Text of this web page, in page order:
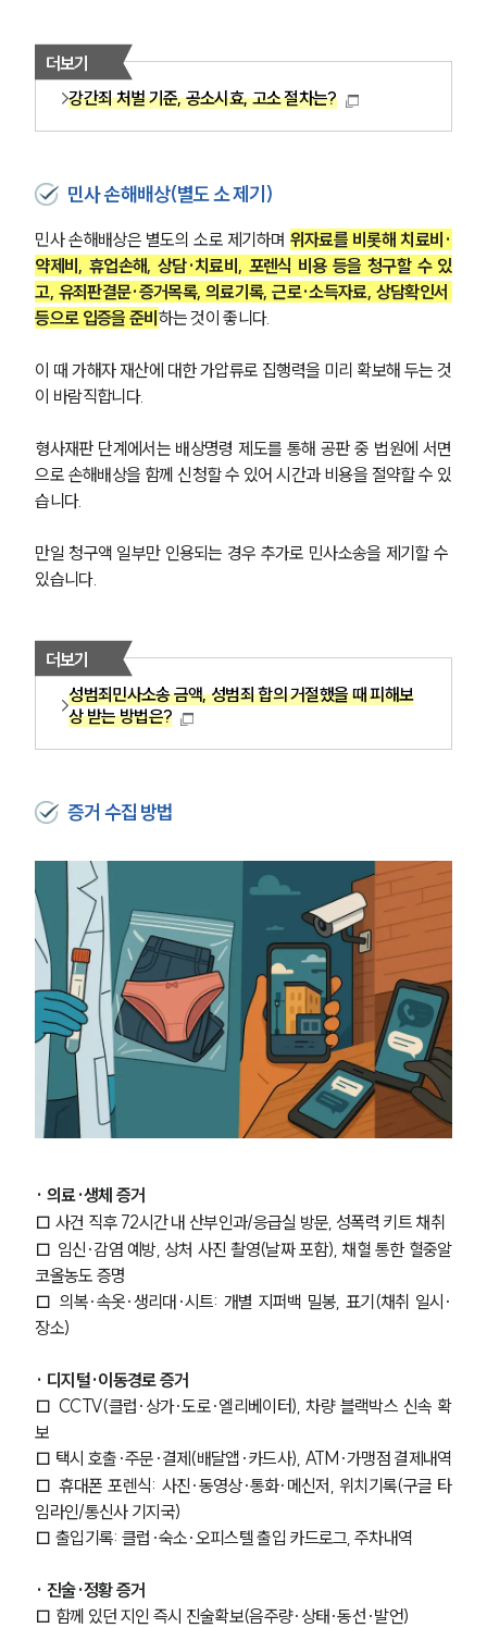
더보기
강간죄 처벌 기준, 공소시효, 고소 절차는?
민사 손해배상(별도 소 제기)
민사 손해배상은 별도의 소로 제기하며 위자료를 비롯해 치료비·
약제비, 휴업손해, 상담·치료비, 포렌식 비용 등을 청구할 수 있
고, 유죄판결문·증거목록, 의료기록, 근로·소득자료, 상담확인서
등으로 입증을 준비 하는 것이 좋니다.
이 때 가해자 재산에 대한 가압류로 집행력을 미리 확보해 두는 것
이 바람직합니다.
형사재판 단계에서는 배상명령 제도를 통해 공판 중 법원에 서면
으로 손해배상을 함께 신청할 수 있어 시간과 비용을 절약할 수 있
습니다.
만일 청구액 일부만 인용되는 경우 추가로 민사소송을 제기할 수
있습니다.
더보기
성범죄민사소송 금액, 성범죄 합의 거절했을 때 피해보
상 받는 방법은?
증거 수집 방법
· 의료·생체 증거
□ 사건 직후 72시간 내 산부인과/응급실 방문, 성폭력 키트 채취
□ 임신·감염 예방, 상처 사진 촬영(날짜 포함), 채혈 통한 혈중알
코올농도 증명
□ 의복·속옷·생리대·시트: 개별 지퍼백 밀봉, 표기(채취 일시·
장소)
· 디지털·이동경로 증거
□ CCTV(클럽·상가·도로·엘리베이터), 차량 블랙박스 신속 확
보
□ 택시 호출·주문·결제(배달앱·카드사), ATM·가맹점 결제내역
□ 휴대폰 포렌식: 사진·동영상·통화·메신저, 위치기록(구글 타
임라인/통신사 기지국)
□ 출입기록: 클럽·숙소·오피스텔 출입 카드로그, 주차내역
· 진술·정황 증거
□ 함께 있던 지인 즉시 진술확보(음주량·상태·동선·발언)